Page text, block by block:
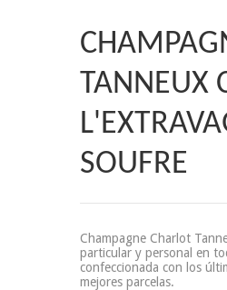
TANNEUX
SOUFRE
Champagne Charlot
particular y personal en
confeccionada con los
mejores parcelas.